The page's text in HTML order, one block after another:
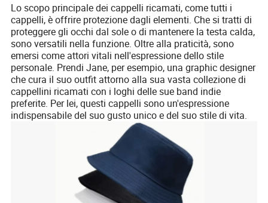
Lo scopo principale dei cappelli ricamati, come tutti i
cappelli, è offrire protezione dagli elementi. Che si tratti di
proteggere gli occhi dal sole o di mantenere la testa calda,
sono versatili nella funzione. Oltre alla praticità, sono
emersi come attori vitali nell'espressione dello stile
personale. Prendi Jane, per esempio, una graphic designer
che cura il suo outfit attorno alla sua vasta collezione di
cappellini ricamati con i loghi delle sue band indie
preferite. Per lei, questi cappelli sono un'espressione
indispensabile del suo gusto unico e del suo stile di vita.